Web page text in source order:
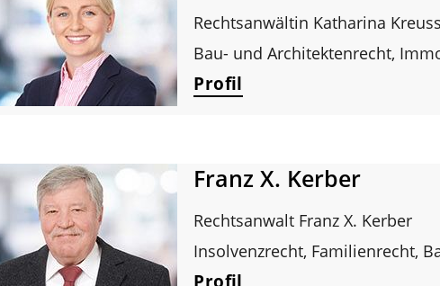
Rechtsanwältin Katharina
Bau- und Architektenrecht,
Profil
Franz X. Kerber
Rechtsanwalt Franz X. Kerber
Insolvenzrecht, Familienrecht,
Profil